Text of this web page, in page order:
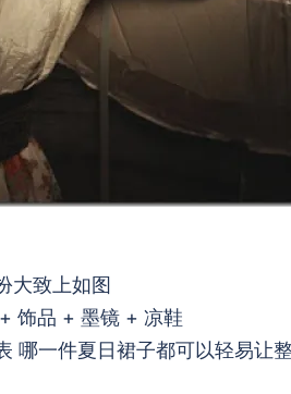
大致上如图
饰品 + 墨镜 + 凉鞋
哪一件夏日裙子都可以轻易让